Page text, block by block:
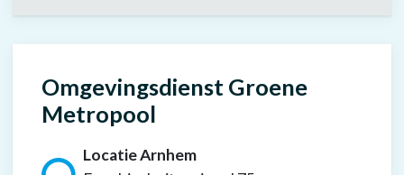
Omgevingsdienst Groene
Metropool
Locatie Arnhem